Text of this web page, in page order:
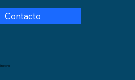
Moral
Contacto